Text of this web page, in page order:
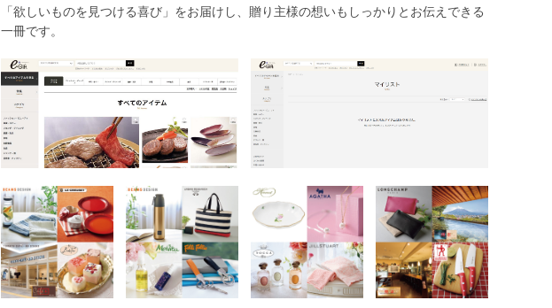
「欲しいものを見つける喜び」をお届けし、贈り主様の想いもしっかりとお伝えできる
一冊です。